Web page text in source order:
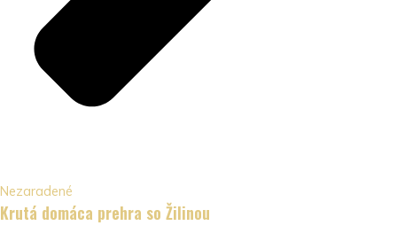
Nezaradené
Krutá domáca prehra so Žilinou